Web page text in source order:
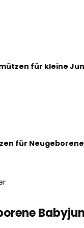
für kleine
für Neugeborene